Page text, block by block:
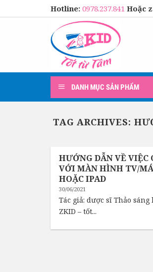
to
Hotline: 0978.237.841 Hoặc
DANH MỤC SẢN PHẨM
TAG ARCHIVES:
HƯỚNG DẪN VỀ VIỆC
VỚI MÀN HÌNH TV/
HOẶC IPAD
30/06/2021
Tác giả: dược sĩ Thảo
ZKID – tốt...